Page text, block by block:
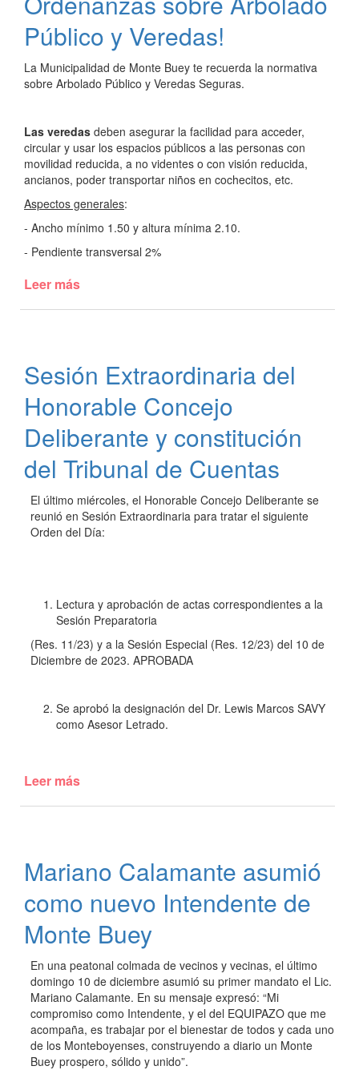
Público y Veredas!
La Municipalidad de Monte Buey te recuerda la normativa
sobre Arbolado Público y Veredas Seguras.
Las veredas deben asegurar la facilidad para acceder,
circular y usar los espacios públicos a las personas con
movilidad reducida, a no videntes o con visión reducida,
ancianos, poder transportar niños en cochecitos, etc.
Aspectos generales:
- Ancho mínimo 1.50 y altura mínima 2.10.
- Pendiente transversal 2%
Leer más
sobre
Arbolado
Público
Veredas!
Sesión Extraordinaria del
Honorable Concejo
Deliberante y constitución
del Tribunal de Cuentas
El último miércoles, el Honorable Concejo Deliberante se
reunió en Sesión Extraordinaria para tratar el siguiente
Orden del Día:
Lectura y aprobación de actas correspondientes a la
Sesión Preparatoria
(Res. 11/23) y a la Sesión Especial (Res. 12/23) del 10 de
Diciembre de 2023. APROBADA
Se aprobó la designación del Dr. Lewis Marcos SAVY
como Asesor Letrado.
Leer más
Concejo
Deliberante
y
constitución
del
Tribunal
de
Cuentas
Mariano Calamante asumió
como nuevo Intendente de
Monte Buey
En una peatonal colmada de vecinos y vecinas, el último
domingo 10 de diciembre asumió su primer mandato el Lic.
Mariano Calamante. En su mensaje expresó: “Mi
compromiso como Intendente, y el del EQUIPAZO que me
acompaña, es trabajar por el bienestar de todos y cada uno
de los Monteboyenses, construyendo a diario un Monte
Buey prospero, sólido y unido”.